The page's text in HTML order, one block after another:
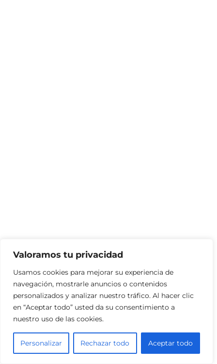
Valoramos tu privacidad
Usamos cookies para mejorar su experiencia de
navegación, mostrarle anuncios o contenidos
personalizados y analizar nuestro tráfico. Al hacer clic
en “Aceptar todo” usted da su consentimiento a
nuestro uso de las cookies.
Personalizar Rechazar todo Aceptar todo